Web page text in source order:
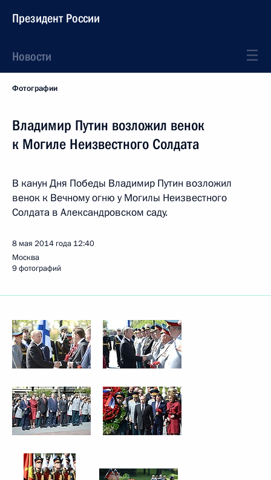
Президент России
Новости
Фотографии
Владимир Путин возложил венок
к Могиле Неизвестного Солдата
В канун Дня Победы Владимир Путин возложил
венок к Вечному огню у Могилы Неизвестного
Солдата в Александровском саду.
8 мая 2014 года 12:40
Москва
9 фотографий